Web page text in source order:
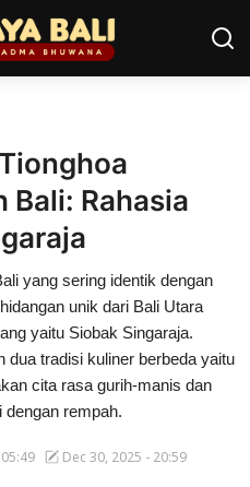
Bali: Rahasia
yang sering identik dengan
unik dari Bali Utara
yaitu Siobak Singaraja.
dua tradisi kuliner berbeda yaitu
cita rasa gurih-manis dan
dengan rempah.
Dec 30, 2025 - 20:59